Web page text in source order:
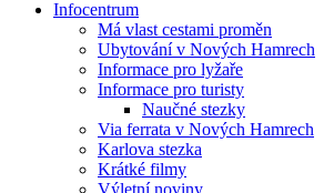
Infocentrum
Má vlast cestami proměn
Ubytování v Nových Hamrech
Informace pro lyžaře
Informace pro turisty
Naučné stezky
Via ferrata v Nových Hamrech
Karlova stezka
Krátké filmy
Výletní noviny